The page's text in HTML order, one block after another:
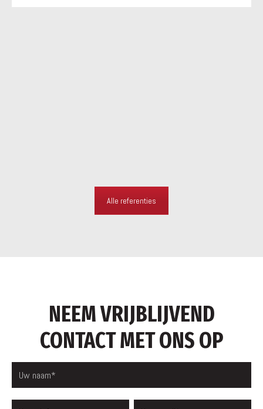
Alle referenties
NEEM VRIJBLIJVEND
CONTACT MET ONS OP